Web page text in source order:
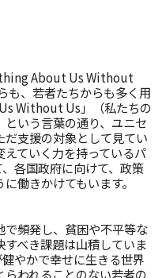
About Us Without
も、若者たちからも多く用
Without Us」（私たちの
いう言葉の通り、ユニセ
支援の対象として見てい
ていく力を持っているパ
各国政府に向けて、政策
働きかけてもいます。
頻発し、貧困や不平等な
べき課題は山積していま
やかで幸せに生きる世界
われることのない若者の